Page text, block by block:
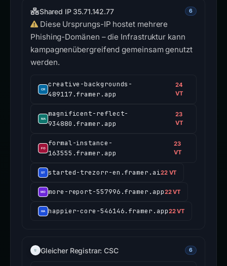
Shared IP 35.71.142.77 6
Diese Ursprungs-IP hostet mehrere
Phishing-Domänen – die Infrastruktur kann
kampagnenübergreifend gemeinsam genutzt
werden.
creative-backgrounds-
489117.framer.app
24
VT
magnificent-reflect-
934880.framer.app
23
VT
formal-instance-
163555.framer.app
23
VT
started-trezorr-en.framer.ai22 VT
more-report-557996.framer.app22 VT
happier-core-546146.framer.app22 VT
Gleicher Registrar: CSC 6